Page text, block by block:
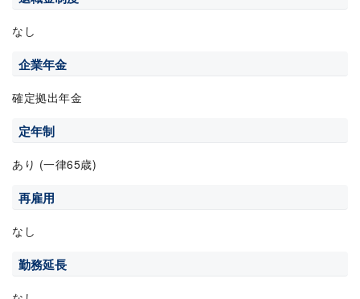
なし
企業年金
確定拠出年金
定年制
あり (一律65歳)
再雇用
なし
勤務延長